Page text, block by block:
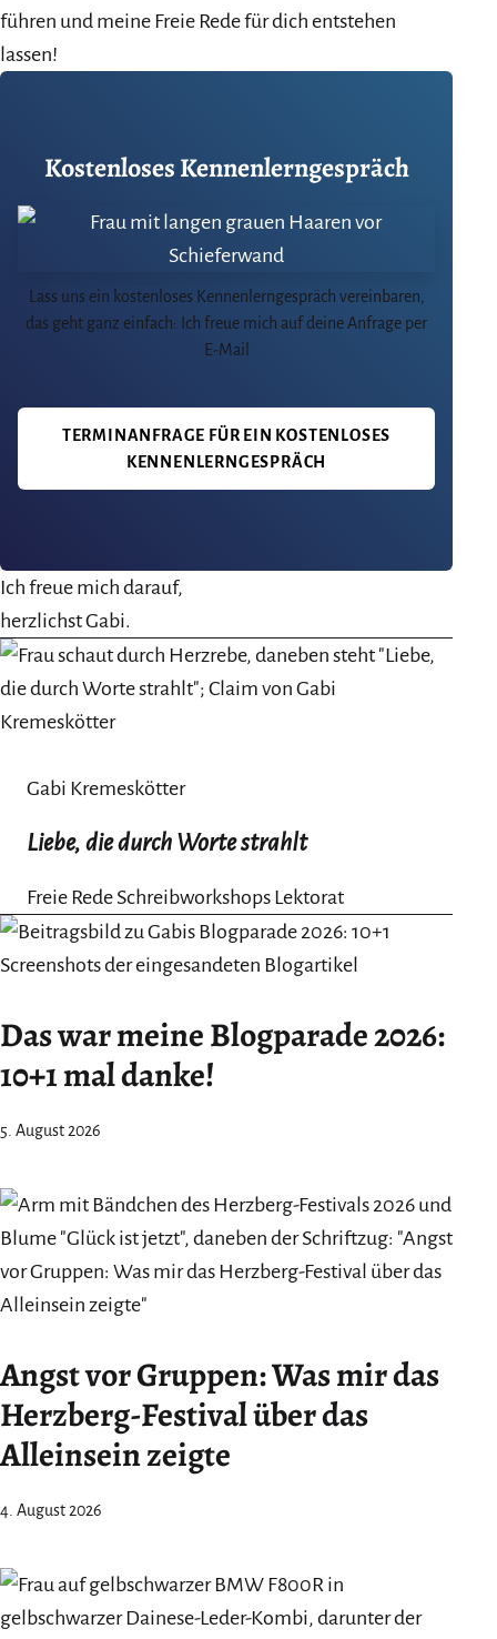
führen und meine Freie Rede für dich entstehen
lassen!
Kostenloses Kennenlerngespräch
Lass uns ein kostenloses Kennenlerngespräch vereinbaren,
das geht ganz einfach: Ich freue mich auf deine Anfrage per
E-Mail
TERMINANFRAGE FÜR EIN KOSTENLOSES
KENNENLERNGESPRÄCH
Ich freue mich darauf,
herzlichst Gabi.
Gabi Kremeskötter
Liebe, die durch Worte strahlt
Freie Rede Schreibworkshops Lektorat
Das war meine Blogparade 2026:
10+1 mal danke!
5. August 2026
Angst vor Gruppen: Was mir das
Herzberg-Festival über das
Alleinsein zeigte
4. August 2026